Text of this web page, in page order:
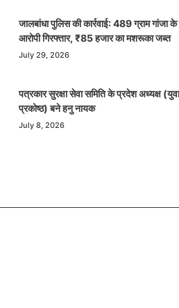
जालबांधा पुलिस की कार्रवाई: 489 ग्राम गांजा के
आरोपी गिरफ्तार, ₹85 हजार का मशरूका जब्त
July 29, 2026
पत्रकार सुरक्षा सेवा समिति के प्रदेश अध्यक्ष
प्रकोष्ठ) बने हनु नायक
July 8, 2026